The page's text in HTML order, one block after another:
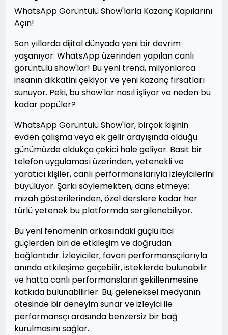
WhatsApp Görüntülü Show'larla Kazanç Kapılarını
Açın!
Son yıllarda dijital dünyada yeni bir devrim
yaşanıyor: WhatsApp üzerinden yapılan canlı
görüntülü show'lar! Bu yeni trend, milyonlarca
insanın dikkatini çekiyor ve yeni kazanç fırsatları
sunuyor. Peki, bu show'lar nasıl işliyor ve neden bu
kadar popüler?
WhatsApp Görüntülü Show'lar, birçok kişinin
evden çalışma veya ek gelir arayışında olduğu
günümüzde oldukça çekici hale geliyor. Basit bir
telefon uygulaması üzerinden, yetenekli ve
yaratıcı kişiler, canlı performanslarıyla izleyicilerini
büyülüyor. Şarkı söylemekten, dans etmeye;
mizah gösterilerinden, özel derslere kadar her
türlü yetenek bu platformda sergilenebiliyor.
Bu yeni fenomenin arkasındaki güçlü itici
güçlerden biri de etkileşim ve doğrudan
bağlantıdır. İzleyiciler, favori performansçılarıyla
anında etkileşime geçebilir, isteklerde bulunabilir
ve hatta canlı performansların şekillenmesine
katkıda bulunabilirler. Bu, geleneksel medyanın
ötesinde bir deneyim sunar ve izleyici ile
performansçı arasında benzersiz bir bağ
kurulmasını sağlar.